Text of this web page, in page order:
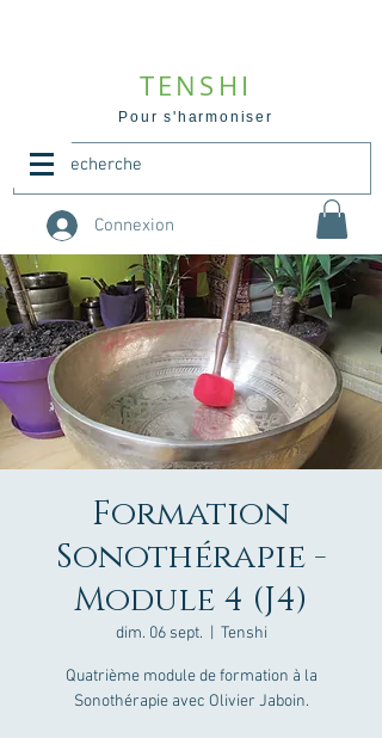
TENSHI
Pour s'harmoniser
Connexion
Formation
Sonothérapie -
Module 4 (J4)
dim. 06 sept.
  |
Tenshi
Quatrième module de formation à la
Sonothérapie avec Olivier Jaboin.